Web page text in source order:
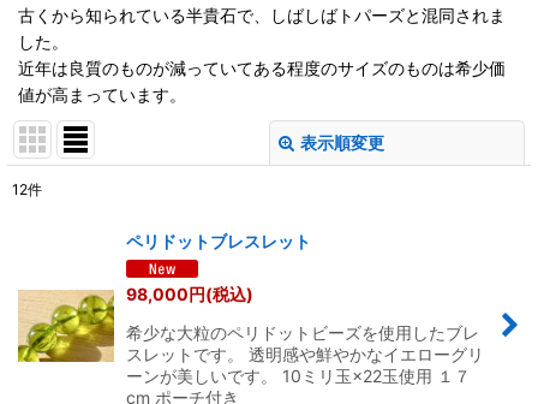
古くから知られている半貴石で、しばしばトパーズと混同されま
した。
近年は良質のものが減っていてある程度のサイズのものは希少価
値が高まっています。
表示順変更
絞り込む
12件
ペリドットブレスレット
98,000円(税込)
希少な大粒のペリドットビーズを使用したブレ
スレットです。 透明感や鮮やかなイエローグリ
ーンが美しいです。 10ミリ玉×22玉使用 １７
cm ポーチ付き